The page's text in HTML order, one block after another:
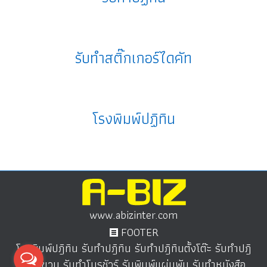
รับทำสติ๊กเกอร์ไดคัท
โรงพิมพ์ปฏิทิน
www.abizinter.com
FOOTER
โรงพิมพ์ปฎิทิน รับทำปฎิทิน รับทำปฎิทินตั้งโต๊ะ รับทำปฎิ